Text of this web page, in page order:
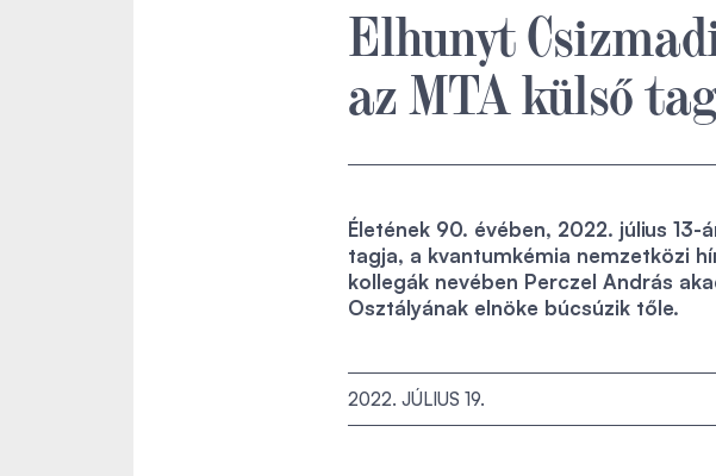
Elhunyt
az MTA külső
Életének 90. évében, 2022. július 13-
tagja, a kvantumkémia nemzetközi
kollegák nevében Perczel András
Osztályának elnöke búcsúzik tőle.
2022. JÚLIUS 19.